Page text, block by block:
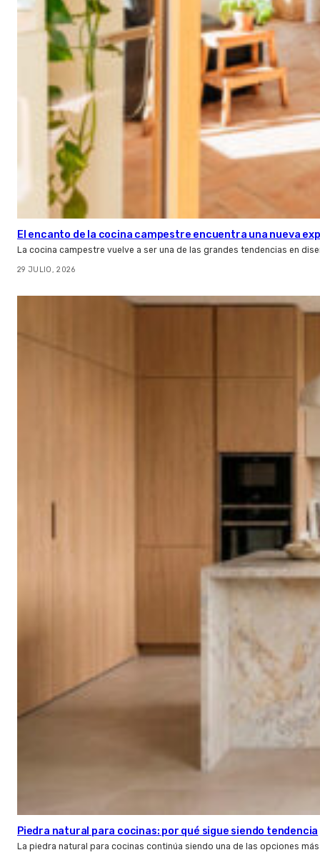
El encanto de la cocina campestre encuentra una nueva
La cocina campestre vuelve a ser una de las grandes tendencias en
29 JULIO, 2026
Piedra natural para cocinas: por qué sigue siendo tendencia
La piedra natural para cocinas continúa siendo una de las opciones